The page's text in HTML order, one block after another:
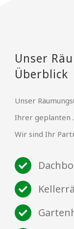
Unser
Überblick
Unser
Ihrer geplanten .
Wir sind Ihr